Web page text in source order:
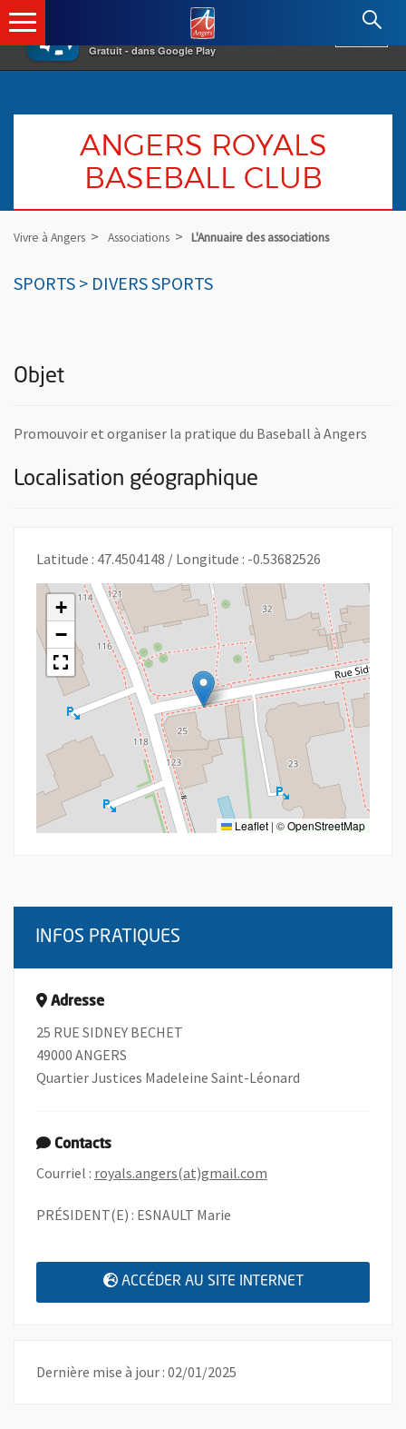
×
Gratuit - dans Google Play
Angers.fr : Retour à l'accueil
ANGERS ROYALS
BASEBALL CLUB
Vivre à Angers Associations L'Annuaire des associations
SPORTS > DIVERS SPORTS
Objet
Promouvoir et organiser la pratique du Baseball à Angers
Localisation géographique
Latitude : 47.4504148 / Longitude : -0.53682526
+
−
Leaflet | ©OpenStreetMap
INFOS PRATIQUES
Adresse
25 RUE SIDNEY BECHET
49000 ANGERS
Quartier Justices Madeleine Saint-Léonard
Contacts
Courriel : royals.angers(at)gmail.com
PRÉSIDENT(E) : ESNAULT Marie
ACCÉDER AU SITE INTERNET , OUVRE UNE
Dernière mise à jour : 02/01/2025